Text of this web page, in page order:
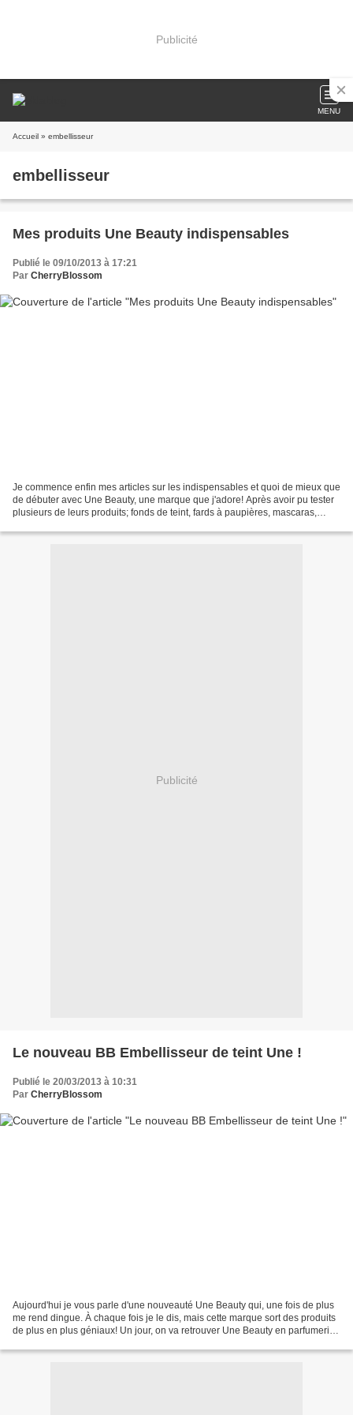
Publicité
MENU
Accueil » embellisseur
embellisseur
Mes produits Une Beauty indispensables
Publié le 09/10/2013 à 17:21
Par CherryBlossom
Je commence enfin mes articles sur les indispensables et quoi de mieux que
de débuter avec Une Beauty, une marque que j'adore! Après avoir pu tester
plusieurs de leurs produits; fonds de teint, fards à paupières, mascaras,
Publicité
Le nouveau BB Embellisseur de teint Une !
Publié le 20/03/2013 à 10:31
Par CherryBlossom
Aujourd'hui je vous parle d'une nouveauté Une Beauty qui, une fois de plus
me rend dingue. À chaque fois je le dis, mais cette marque sort des produits
de plus en plus géniaux! Un jour, on va retrouver Une Beauty en parfumerie,